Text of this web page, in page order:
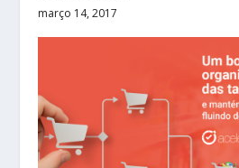
março 14, 2017